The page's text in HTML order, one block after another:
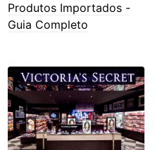
Produtos Importados -
Guia Completo